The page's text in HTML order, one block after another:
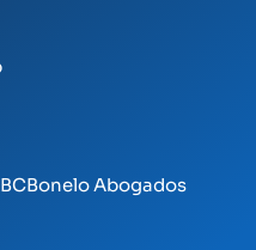
Abogados